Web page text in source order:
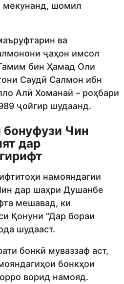
мекунанд, шомил
ва
ҷаҳон имсол
бин Ҳамад Оли
Саудӣ Салмон ибн
Алӣ Хоманаӣ – роҳбари
ҷойгир шудаанд.
бонуфузи Чин
дар
намояндагии
дар шаҳри Душанбе
мешавад, ки
Қонуни “Дар бораи
шудааст.
бонкӣ муваззаф аст,
бонкҳои
ворид намояд.